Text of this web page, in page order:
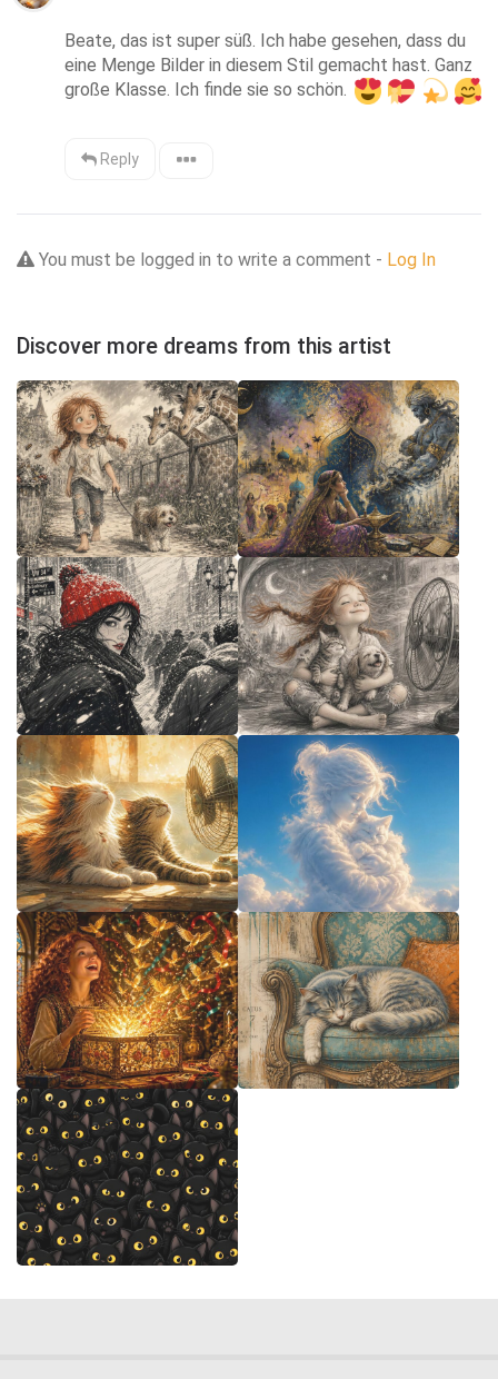
Beate, das ist super süß. Ich habe gesehen, dass du
eine Menge Bilder in diesem Stil gemacht hast. Ganz
große Klasse. Ich finde sie so schön.
Reply
You must be logged in to write a comment - Log In
Discover more dreams from this artist